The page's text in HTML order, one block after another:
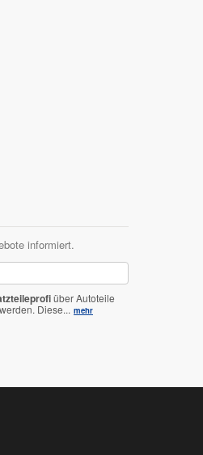
informiert.
über Autoteile
Diese... mehr